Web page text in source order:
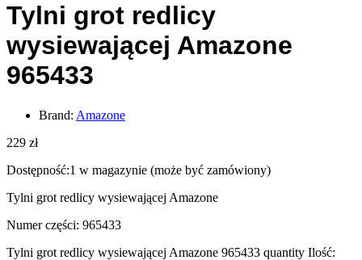
Tylni grot redlicy
wysiewającej Amazone
965433
Brand: Amazone
229 zł
Dostępność:1 w magazynie (może być zamówiony)
Tylni grot redlicy wysiewającej Amazone
Numer części: 965433
Tylni grot redlicy wysiewającej Amazone 965433 quantity Ilość: